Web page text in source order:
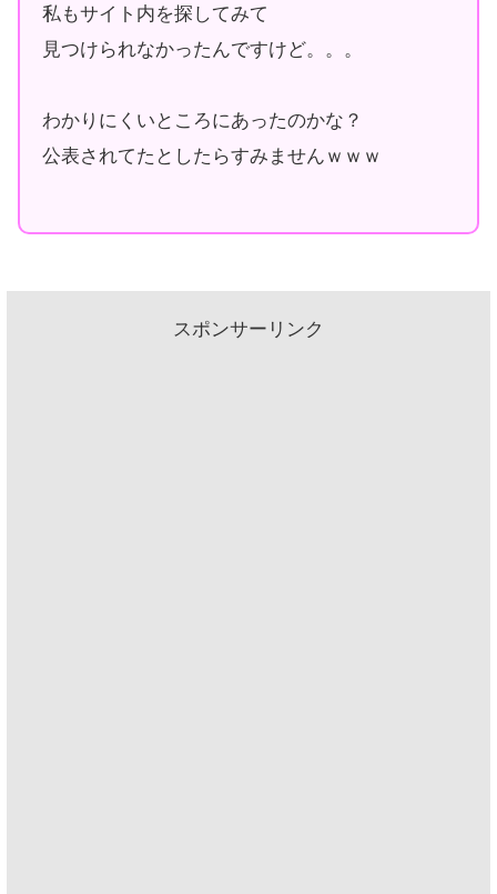
私もサイト内を探してみて
見つけられなかったんですけど。。。
わかりにくいところにあったのかな？
公表されてたとしたらすみませんｗｗｗ
スポンサーリンク